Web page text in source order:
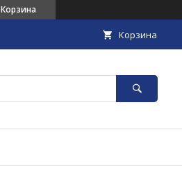
Корзина
Корзина